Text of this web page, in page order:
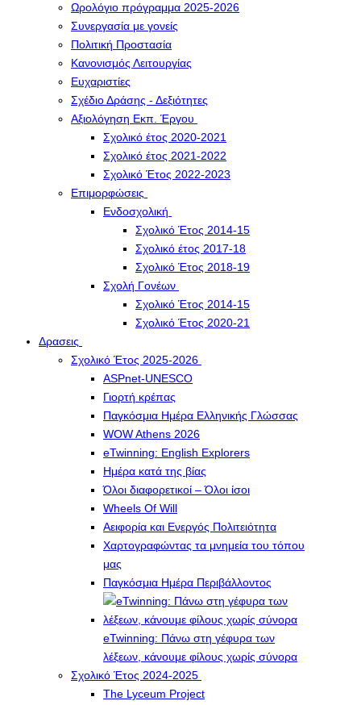
Ωρολόγιο πρόγραμμα 2025-2026
Συνεργασία με γονείς
Πολιτική Προστασία
Κανονισμός Λειτουργίας
Ευχαριστίες
Σχέδιο Δράσης - Δεξιότητες
Αξιολόγηση Εκπ. Έργου
Σχολικό έτος 2020-2021
Σχολικό έτος 2021-2022
Σχολικό Έτος 2022-2023
Επιμορφώσεις
Ενδοσχολική
Σχολικό Έτος 2014-15
Σχολικό έτος 2017-18
Σχολικό Έτος 2018-19
Σχολή Γονέων
Σχολικό Έτος 2014-15
Σχολικό Έτος 2020-21
Δρασεις
Σχολικό Έτος 2025-2026
ASPnet-UNESCO
Γιορτή κρέπας
Παγκόσμια Ημέρα Ελληνικής Γλώσσας
WOW Athens 2026
eTwinning: English Explorers
Ημέρα κατά της βίας
Όλοι διαφορετικοί – Όλοι ίσοι
Wheels Of Will
Αειφορία και Ενεργός Πολιτειότητα
Χαρτογραφώντας τα μνημεία του τόπου
μας
Παγκόσμια Ημέρα Περιβάλλοντος
eTwinning: Πάνω στη γέφυρα των
λέξεων, κάνουμε φίλους χωρίς σύνορα
Σχολικό Έτος 2024-2025
The Lyceum Project